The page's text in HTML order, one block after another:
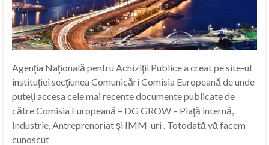
Agenţia Naţională pentru Achiziţii Publice a creat pe site-ul
instituţiei secţiunea Comunicări Comisia Europeană de unde
puteţi accesa cele mai recente documente publicate de
către Comisia Europeană – DG GROW – Piaţă internă,
Industrie, Antreprenoriat şi IMM-uri . Totodată vă facem
cunoscut